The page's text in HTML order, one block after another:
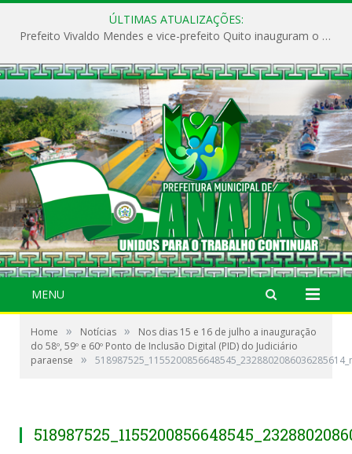
ÚLTIMAS ATUALIZAÇÕES:
Prefeito Vivaldo Mendes e vice-prefeito Quito inauguram o CAPS e fortalecem a saúde pública em Anajás.
MENU
Home » Notícias »
Nos dias 15 e 16 de julho a inauguração
do 58º, 59º e 60º Ponto de Inclusão Digital (PID) do Judiciário
paraense
»